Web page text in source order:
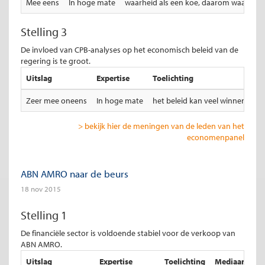
Mee eens In hoge mate waarheid als een koe, daarom waagt
Stelling 3
De invloed van CPB-analyses op het economisch beleid van de
regering is te groot.
Uitslag
Expertise Toelichting
Zeer mee oneens In hoge mate het beleid kan veel winnen bij
> bekijk hier de meningen van de leden van het
economenpanel
ABN AMRO naar de beurs
18 nov 2015
Stelling 1
De financiële sector is voldoende stabiel voor de verkoop van
ABN AMRO.
Uitslag
Expertise Toelichting Mediaan